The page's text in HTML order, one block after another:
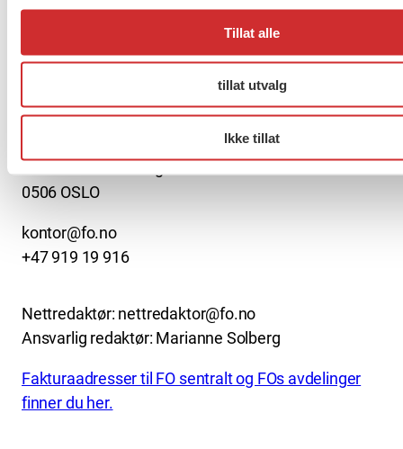
Tillat alle
tillat utvalg
Ikke tillat
FO (Fellesorganisasjonen)
0506 OSLO
kontor@fo.no
+47 919 19 916
Nettredaktør: nettredaktor@fo.no
Ansvarlig redaktør: Marianne Solberg
Fakturaadresser til FO sentralt og FOs avdelinger
finner du her.